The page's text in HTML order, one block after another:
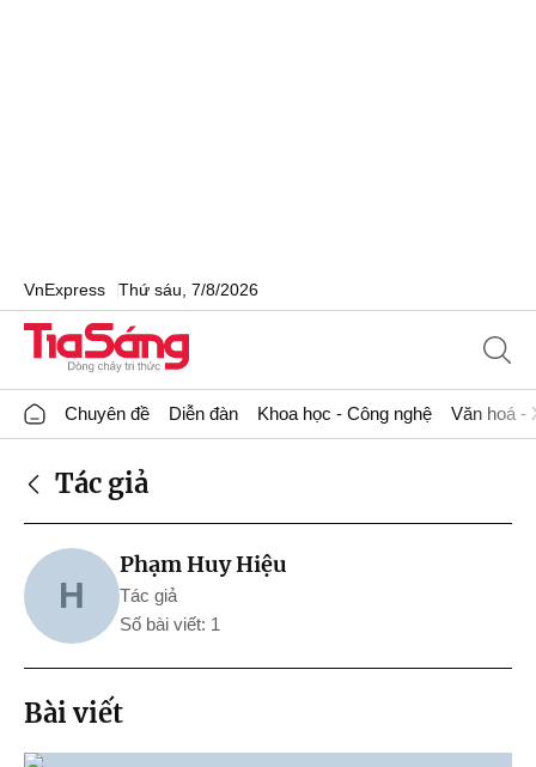
VnExpress Thứ sáu, 7/8/2026
Chuyên đề Diễn đàn Khoa học - Công nghệ Văn hoá -
Tác giả
H
Phạm Huy Hiệu
Tác giả
Số bài viết: 1
Bài viết